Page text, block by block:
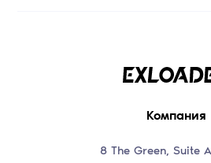
Компания
8 The Green, Suite